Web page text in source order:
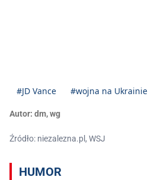
#JD Vance #wojna na Ukrainie
Autor: dm,wg
Źródło: niezalezna.pl, WSJ
HUMOR